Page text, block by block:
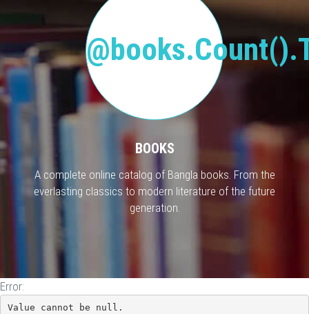
BOOKS
A complete online catalog of Bangla books. From the
everlasting classics to modern literature of the future
generation.
Error:
Value cannot be null.